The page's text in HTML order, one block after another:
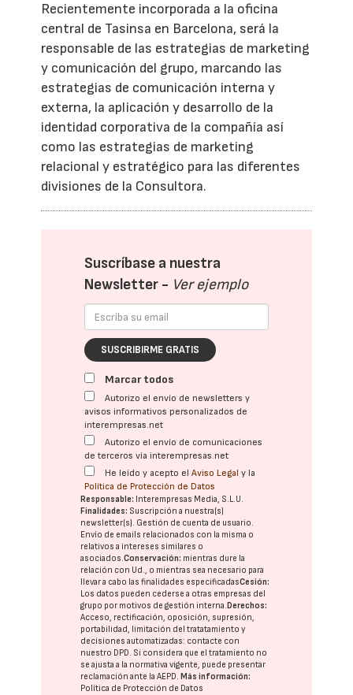
Recientemente incorporada a la oficina
central de Tasinsa en Barcelona, será la
responsable de las estrategias de marketing
y comunicación del grupo, marcando las
estrategias de comunicación interna y
externa, la aplicación y desarrollo de la
identidad corporativa de la compañía así
como las estrategias de marketing
relacional y estratégico para las diferentes
divisiones de la Consultora.
Suscríbase a nuestra
Newsletter - Ver ejemplo
SUSCRIBIRME GRATIS
Marcar todos
Autorizo el envío de newsletters y
avisos informativos personalizados de
interempresas.net
Autorizo el envío de comunicaciones
de terceros vía interempresas.net
He leído y acepto elAviso Legal y la
Política de Protección de Datos
Responsable: Interempresas Media, S.L.U.
Finalidades: Suscripción a nuestra(s)
newsletter(s). Gestión de cuenta de usuario.
Envío de emails relacionados con la misma o
relativos a intereses similares o
asociados.Conservación: mientras dure la
relación con Ud., o mientras sea necesario para
llevar a cabo las finalidades especificadasCesión:
Los datos pueden cederse a otras empresas del
grupo por motivos de gestión interna. Derechos:
Acceso, rectificación, oposición, supresión,
portabilidad, limitación del tratatamiento y
decisiones automatizadas: contacte con
nuestro DPD. Si considera que el tratamiento no
se ajusta a la normativa vigente, puede presentar
reclamación ante laAEPD. Más información:
Política de Protección de Datos